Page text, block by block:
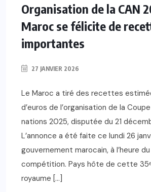
Organisation de la CAN
Maroc se félicite de
importantes
27 JANVIER 2026
Le Maroc a tiré des recettes
d’euros de l’organisation de la
nations 2025, disputée du 21
L’annonce a été faite ce lundi 26
gouvernement marocain, à l’heure
compétition. Pays hôte de cette
royaume […]